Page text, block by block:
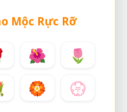
Mộc Rực Rỡ
🌺
🌷
🏵️
💮